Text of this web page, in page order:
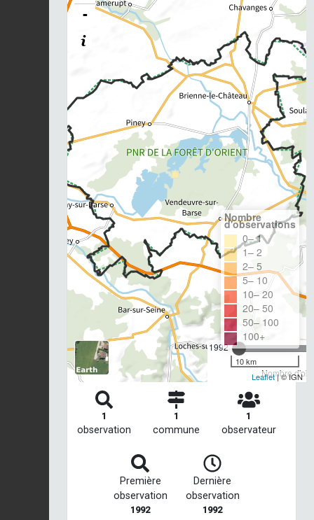
-
1992
Nombre
Nombre
d'observations
0– 1
1– 2
2– 5
5– 10
10– 20
20– 50
50– 100
100+
10 km
Leaflet| © IGN
1
observation
1
commune
1
observateur
Première
observation
1992
Dernière
observation
1992